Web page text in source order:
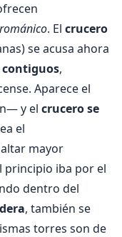
. El crucero
se acusa ahora
contiguos,
Aparece el
y el crucero se
el
mayor
principio iba por el
dentro del
, también se
torres son de